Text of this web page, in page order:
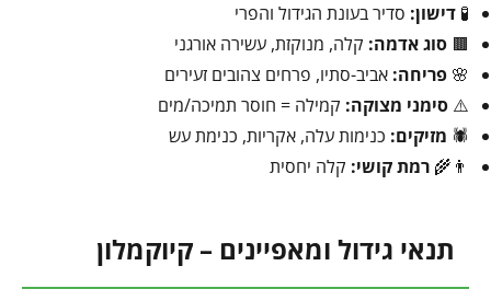
🧪 דישון: סדיר בעונת הגידול והפרי
🟫 סוג אדמה: קלה, מנוקזת, עשירה אורגני
🌸 פריחה: אביב-סתיו, פרחים צהובים זעירים
⚠️ סימני מצוקה: קמילה = חוסר תמיכה/מים
🕷️ מזיקים: כנימות עלה, אקריות, כנימת עש
👨‍🌾 רמת קושי: קלה יחסית
תנאי גידול ומאפיינים – קיוקמלון